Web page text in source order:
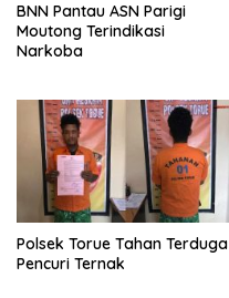
BNN Pantau ASN Parigi
Moutong Terindikasi
Narkoba
Polsek Torue Tahan Terduga
Pencuri Ternak